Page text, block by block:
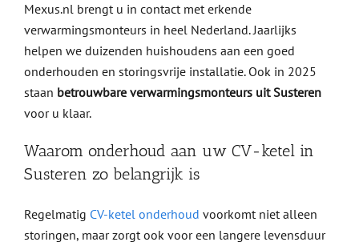
Mexus.nl brengt u in contact met erkende
verwarmingsmonteurs in heel Nederland. Jaarlijks
helpen we duizenden huishoudens aan een goed
onderhouden en storingsvrije installatie. Ook in 2025
staan betrouwbare verwarmingsmonteurs uit Susteren
voor u klaar.
Waarom onderhoud aan uw CV-ketel in
Susteren zo belangrijk is
Regelmatig CV-ketel onderhoud voorkomt niet alleen
storingen, maar zorgt ook voor een langere levensduur